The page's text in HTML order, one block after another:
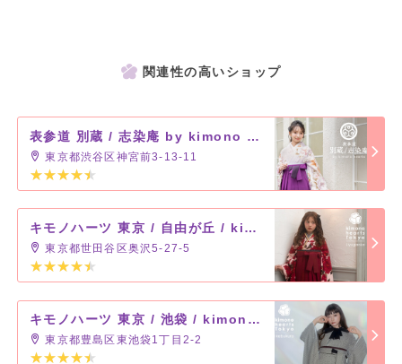
関連性の高いショップ
表参道 別蔵 / 志染庵 by kimono hearts
東京都渋谷区神宮前3-13-11
キモノハーツ 東京 / 自由が丘 / kimono hearts Tokyo-jiyugaoka-
東京都世田谷区奥沢5-27-5
キモノハーツ 東京 / 池袋 / kimono hearts Tokyo-ikebukuro-
東京都豊島区東池袋1丁目2-2